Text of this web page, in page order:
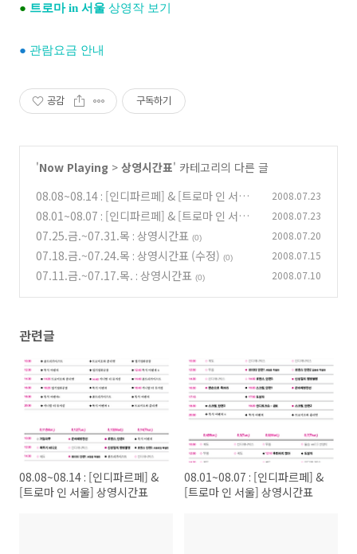
● 트로마 in 서울 상영작 보기
● 관람요금 안내
공감 구독하기
'Now Playing > 상영시간표' 카테고리의 다른 글
08.08~08.14 : [인디파르페] & [트로마 인 서울]
상영시간표 (2)
2008.07.23
08.01~08.07 : [인디파르페] & [트로마 인 서울]
상영시간표
(0)
2008.07.23
07.25.금.~07.31.목 : 상영시간표 (0) 2008.07.20
07.18.금.~07.24.목 : 상영시간표 (수정) (0) 2008.07.15
07.11.금.~07.17.목. : 상영시간표 (0) 2008.07.10
관련글
08.08~08.14 : [인디파르페] &
[트로마 인 서울] 상영시간표
08.01~08.07 : [인디파르페] &
[트로마 인 서울] 상영시간표